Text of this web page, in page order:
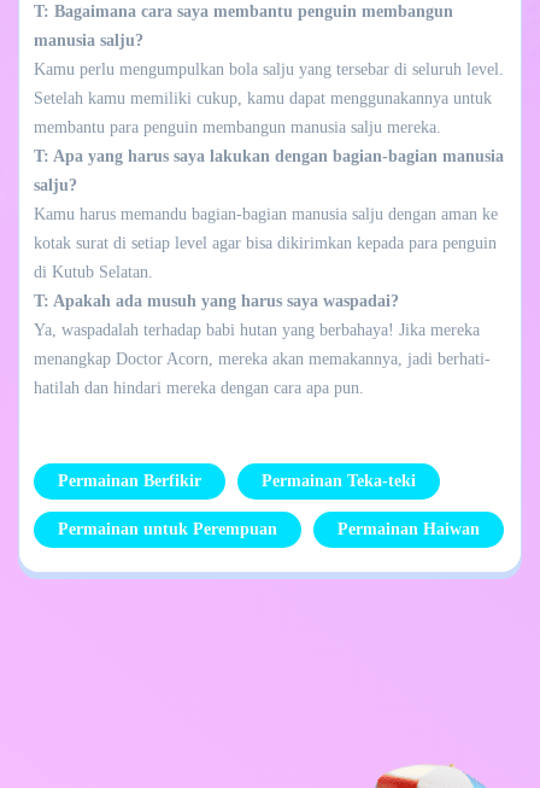
T: Bagaimana cara saya membantu penguin membangun
manusia salju?
Kamu perlu mengumpulkan bola salju yang tersebar di seluruh level.
Setelah kamu memiliki cukup, kamu dapat menggunakannya untuk
membantu para penguin membangun manusia salju mereka.
T: Apa yang harus saya lakukan dengan bagian-bagian manusia
salju?
Kamu harus memandu bagian-bagian manusia salju dengan aman ke
kotak surat di setiap level agar bisa dikirimkan kepada para penguin
di Kutub Selatan.
T: Apakah ada musuh yang harus saya waspadai?
Ya, waspadalah terhadap babi hutan yang berbahaya! Jika mereka
menangkap Doctor Acorn, mereka akan memakannya, jadi berhati-
hatilah dan hindari mereka dengan cara apa pun.
Permainan Berfikir Permainan Teka-teki
Permainan untuk Perempuan Permainan Haiwan